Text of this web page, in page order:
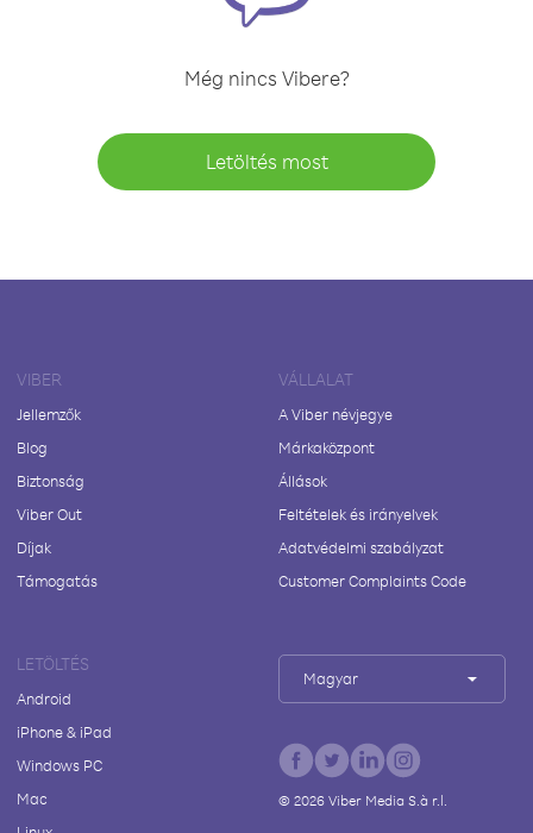
Még nincs Vibere?
Letöltés most
VIBER
Jellemzők
Blog
Biztonság
Viber Out
Díjak
Támogatás
VÁLLALAT
A Viber névjegye
Márkaközpont
Állások
Feltételek és irányelvek
Adatvédelmi szabályzat
Customer Complaints Code
LETÖLTÉS
Android
iPhone & iPad
Windows PC
Mac
Magyar
© 2026Viber Media S.à r.l.